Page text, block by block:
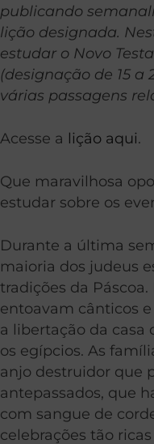
publicando
lição designada.
estudar o Novo
(designação de 15 a
várias passagens
Acesse a lição aqui.
Que maravilhosa
estudar sobre os
Durante a última
maioria dos judeus
tradições da
entoavam cânticos
a libertação da casa
os egípcios. As
anjo destruidor que
antepassados, que
com sangue de
celebrações tão